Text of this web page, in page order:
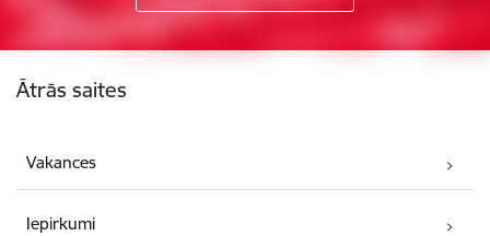
Ātrās saites
Vakances
Iepirkumi